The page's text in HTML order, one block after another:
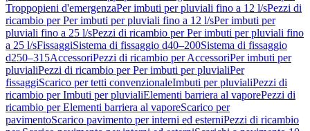
Troppopieni d'emergenzaPer imbuti per pluviali fino a 12 l/sPezzi di
ricambio per Per imbuti per pluviali fino a 12 l/sPer imbuti per
pluviali fino a 25 l/sPezzi di ricambio per Per imbuti per pluviali fino
a 25 l/sFissaggiSistema di fissaggio d40–200Sistema di fissaggio
d250–315AccessoriPezzi di ricambio per AccessoriPer imbuti per
pluvialiPezzi di ricambio per Per imbuti per pluvialiPer
fissaggiScarico per tetti convenzionaleImbuti per pluvialiPezzi di
ricambio per Imbuti per pluvialiElementi barriera al vaporePezzi di
ricambio per Elementi barriera al vaporeScarico per
pavimentoScarico pavimento per interni ed esterniPezzi di ricambio